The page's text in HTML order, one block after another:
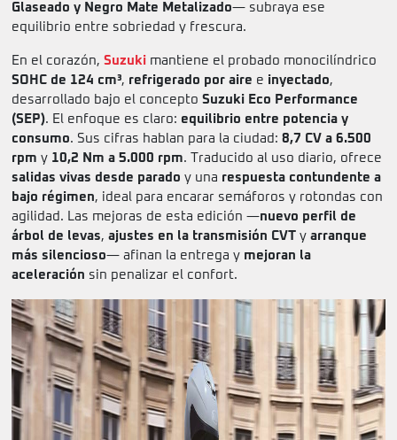
Glaseado y Negro Mate Metalizado— subraya ese
equilibrio entre sobriedad y frescura.
En el corazón, Suzuki mantiene el probado monocilíndrico
SOHC de 124 cm³, refrigerado por aire e inyectado,
desarrollado bajo el concepto Suzuki Eco Performance
(SEP). El enfoque es claro: equilibrio entre potencia y
consumo. Sus cifras hablan para la ciudad: 8,7 CV a 6.500
rpm y 10,2 Nm a 5.000 rpm. Traducido al uso diario, ofrece
salidas vivas desde parado y una respuesta contundente a
bajo régimen, ideal para encarar semáforos y rotondas con
agilidad. Las mejoras de esta edición —nuevo perfil de
árbol de levas, ajustes en la transmisión CVT y arranque
más silencioso— afinan la entrega y mejoran la
aceleración sin penalizar el confort.